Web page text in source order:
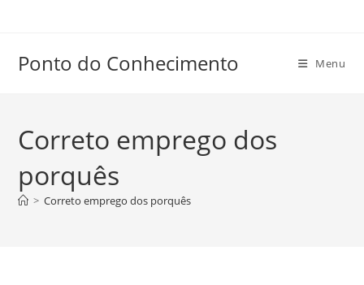
conteúdo
Ponto do Conhecimento Menu
Correto emprego dos
porquês
> Correto emprego dos porquês